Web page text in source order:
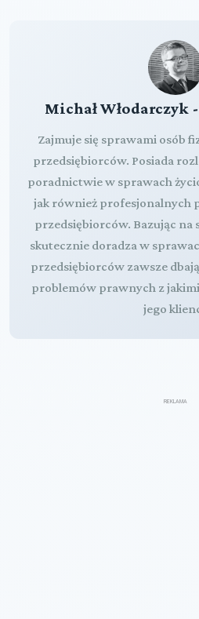
Michał Włodarczyk
Zajmuje się sprawami osób
przedsiębiorców. Posiada
poradnictwie w sprawach
jak również profesjonalnych
przedsiębiorców. Bazując na
skutecznie doradza w
przedsiębiorców zawsze
problemów prawnych z
jego
REKLAMA